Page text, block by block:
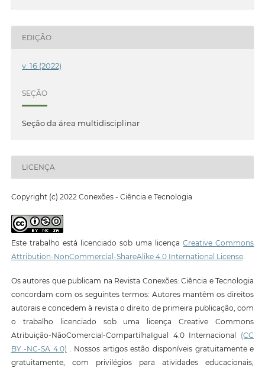
EDIÇÃO
v. 16 (2022)
SEÇÃO
Seção da área multidisciplinar
LICENÇA
Copyright (c) 2022 Conexões - Ciência e Tecnologia
Este trabalho está licenciado sob uma licençaCreative Commons
Attribution-NonCommercial-ShareAlike 4.0 International License.
Os autores que publicam na Revista Conexões: Ciência e Tecnologia
concordam com os seguintes termos: Autores mantêm os direitos
autorais e concedem à revista o direito de primeira publicação, com
o trabalho licenciado sob uma licença Creative Commons
Atribuição-NãoComercial-CompartilhaIgual 4.0 Internacional (CC
BY -NC-SA 4.0) . Nossos artigos estão disponíveis gratuitamente e
gratuitamente, com privilégios para atividades educacionais,